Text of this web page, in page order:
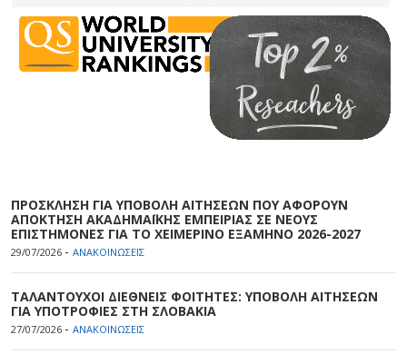
ΠΡΟΣΚΛΗΣΗ ΓΙΑ ΥΠΟΒΟΛΗ ΑΙΤΗΣΕΩΝ ΠΟΥ ΑΦΟΡΟΥΝ
ΑΠΟΚΤΗΣΗ ΑΚΑΔΗΜΑΪΚΗΣ ΕΜΠΕΙΡΙΑΣ ΣΕ ΝΕΟΥΣ
ΕΠΙΣΤΗΜΟΝΕΣ ΓΙΑ ΤΟ ΧΕΙΜΕΡΙΝΟ ΕΞΑΜΗΝΟ 2026-2027
29/07/2026 - ΑΝΑΚΟΙΝΩΣΕΙΣ
ΤΑΛΑΝΤΟΥΧΟΙ ΔΙΕΘΝΕΙΣ ΦΟΙΤΗΤΕΣ: ΥΠΟΒΟΛΗ ΑΙΤΗΣΕΩΝ
ΓΙΑ ΥΠΟΤΡΟΦΙΕΣ ΣΤΗ ΣΛΟΒΑΚΙΑ
27/07/2026 - ΑΝΑΚΟΙΝΩΣΕΙΣ